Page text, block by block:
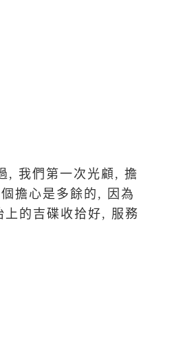
, 我們第一次光顧, 擔
擔心是多餘的, 因為
的吉碟收拾好, 服務